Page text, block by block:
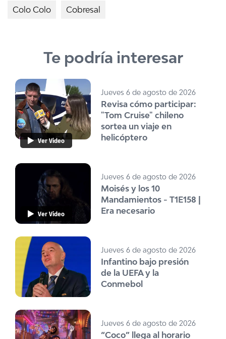
Colo Colo Cobresal
Te podría interesar
Ver Video
Jueves 6 de agosto de 2026
Revisa cómo participar:
"Tom Cruise" chileno
sortea un viaje en
helicóptero
Ver Video
Jueves 6 de agosto de 2026
Moisés y los 10
Mandamientos - T1E158 |
Era necesario
Jueves 6 de agosto de 2026
Infantino bajo presión
de la UEFA y la
Conmebol
Jueves 6 de agosto de 2026
“Coco” llega al horario